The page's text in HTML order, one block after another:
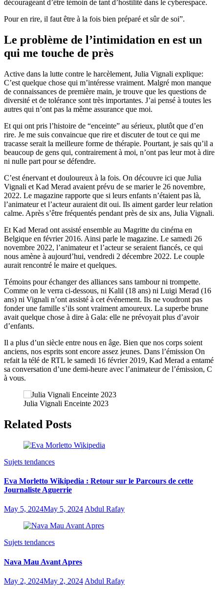
décourageant d’être témoin de tant d’hostilité dans le cyberespace.
Pour en rire, il faut être à la fois bien préparé et sûr de soi”.
Le problème de l’intimidation en est un
qui me touche de près
Active dans la lutte contre le harcèlement, Julia Vignali explique:
C’est quelque chose qui m’intéresse vraiment. Malgré mon manque
de connaissances de première main, je trouve que les questions de
diversité et de tolérance sont très importantes. J’ai pensé à toutes les
autres qui n’ont pas la même assurance que moi.
Et qui ont pris l’histoire de “enceinte” au sérieux, plutôt que d’en
rire. Je me suis convaincue que rire et discuter de tout ce qui me
tracasse serait la meilleure forme de thérapie. Pourtant, je sais qu’il a
beaucoup de gens qui, contrairement à moi, n’ont pas leur mot à dire
ni nulle part pour se défendre.
C’est énervant et douloureux à la fois. On découvre ici que Julia
Vignali et Kad Merad avaient prévu de se marier le 26 novembre,
2022. Le magazine rapporte que si leurs enfants n’étaient pas là,
l’animateur et l’acteur auraient dit oui. Ils aiment garder leur relation
calme. Après s’être fréquentés pendant près de six ans, Julia Vignali.
Et Kad Merad ont assisté ensemble au Magritte du cinéma en
Belgique en février 2016. Ainsi parle le magazine. Le samedi 26
novembre 2022, l’animateur et l’acteur se seraient fiancés, ce qui
nous amène à aujourd’hui, vendredi 2 décembre 2022. Le couple
aurait rencontré le maire et quelques.
Témoins pour échanger des alliances sans tambour ni trompette.
Comme on le verra ci-dessous, ni Kalil (18 ans) ni Luigi Merad (16
ans) ni Vignali n’ont assisté à cet événement. Ils ne voudront pas
fonder une famille s’ils sont vraiment amoureux. La superbe brune
avait quelque chose à dire à Gala: elle ne prévoyait plus d’avoir
d’enfants.
Il a plus d’un siècle entre nous en âge. Bien que nos corps soient
anciens, nos esprits sont encore assez jeunes. Dans l’émission On
refait la télé de RTL le samedi 16 février 2019, Kad Merad a entamé
sa conversation d’une demi-heure avec l’animateur de l’émission, C
à vous.
Julia Vignali Enceinte 2023
Related Posts
Sujets tendances
Eva Morletto Wikipedia : Retour sur le Parcours de cette
Journaliste Aguerrie
May 5, 2024May 5, 2024Abdul Rafay
Sujets tendances
Nava Mau Avant Apres
May 2, 2024May 2, 2024 Abdul Rafay